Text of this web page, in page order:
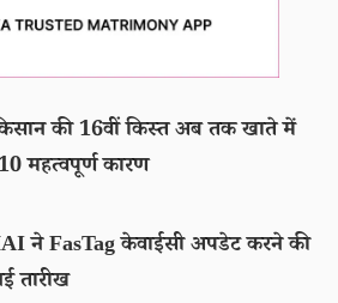
की 16वीं किस्त अब तक खाते में
महत्वपूर्ण कारण
ने FasTag केवाईसी अपडेट करने की
तारीख